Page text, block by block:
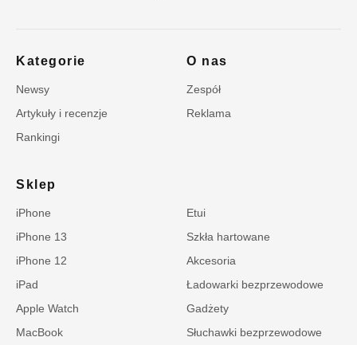
Kategorie
Newsy
Artykuły i recenzje
Rankingi
O nas
Zespół
Reklama
Sklep
iPhone
iPhone 13
iPhone 12
iPad
Apple Watch
MacBook
Etui
Szkła hartowane
Akcesoria
Ładowarki bezprzewodowe
Gadżety
Słuchawki bezprzewodowe